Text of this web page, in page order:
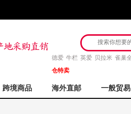
德爱 牛栏 英爱 贝拉米 雀巢
仓特卖
跨境商品 海外直邮 一般贸易